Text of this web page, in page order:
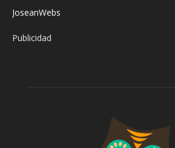
JoseanWebs
Publicidad